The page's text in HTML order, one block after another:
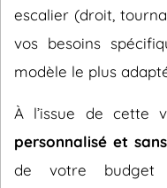
escalier (droit,
vos besoins
modèle le plus
À l’issue de cette
personnalisé et
de votre budget